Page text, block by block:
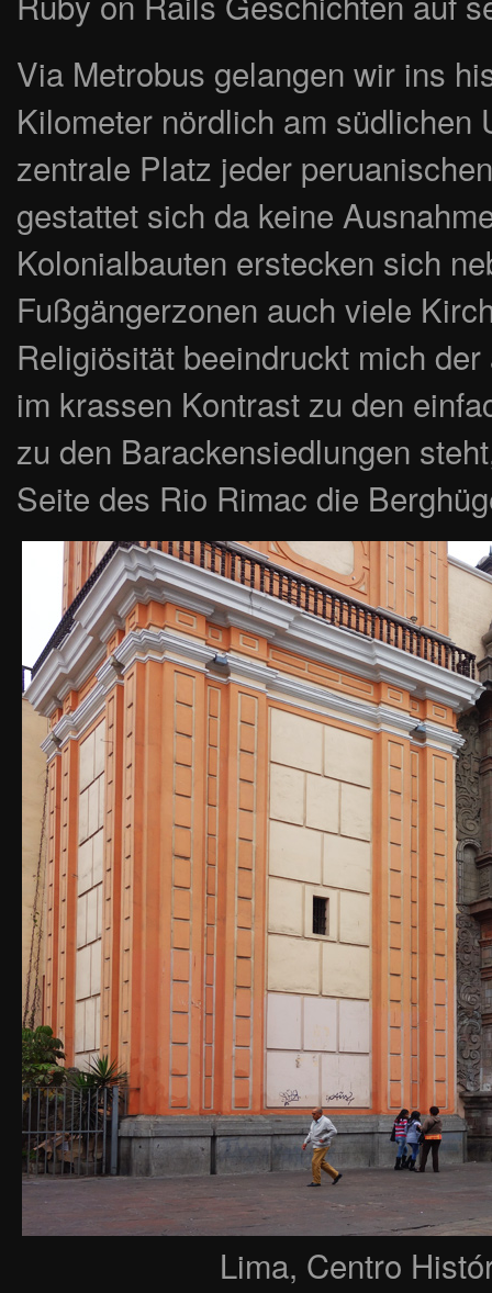
Via Metrobus gelangen wir ins
Kilometer nördlich am südlichen
zentrale Platz jeder
gestattet sich da keine
Kolonialbauten erstecken sich
Fußgängerzonen auch viele
Religiösität beeindruckt mich
im krassen Kontrast zu den
zu den Barackensiedlungen
Seite des Rio Rimac die
Lima, Centro